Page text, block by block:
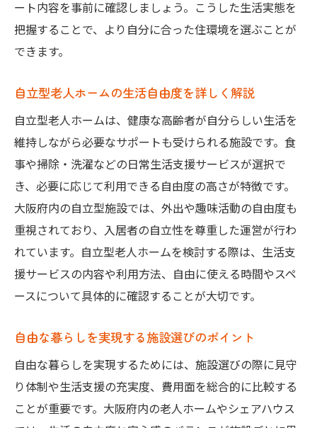
ート内容を事前に確認しましょう。こうした生活実態を
把握することで、より自分に合った住環境を選ぶことが
できます。
自立型老人ホームの生活自由度を詳しく解説
自立型老人ホームは、健康な高齢者が自分らしい生活を
維持しながら必要なサポートも受けられる施設です。食
事や掃除・洗濯などの日常生活支援サービスが選択で
き、必要に応じて利用できる自由度の高さが特徴です。
大阪府内の自立型施設では、外出や趣味活動の自由度も
重視されており、入居者の自立性を尊重した運営が行わ
れています。自立型老人ホームを検討する際は、生活支
援サービスの内容や利用方法、自由に使える時間やスペ
ースについて具体的に確認することが大切です。
自由な暮らしを実現する施設選びのポイント
自由な暮らしを実現するためには、施設選びの際に見守
り体制や生活支援の充実度、費用面を総合的に比較する
ことが重要です。大阪府内の老人ホームやシェアハウス